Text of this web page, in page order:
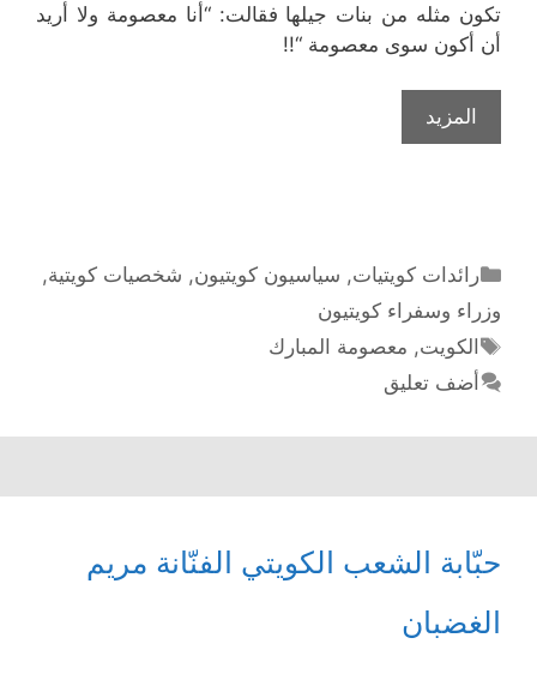
تكون مثله من بنات جيلها فقالت: “أنا معصومة ولا أريد
أن أكون سوى معصومة “!!
المزيد
معصومة
كويتيةالتصنيفات
رائدات كويتيات, سياسيون كويتيون, شخصيات كويتية,
وزراء وسفراء كويتيون
الوسوم
الكويت, معصومة المبارك
أضف تعليق
حبّابة الشعب الكويتي الفنّانة مريم
الغضبان